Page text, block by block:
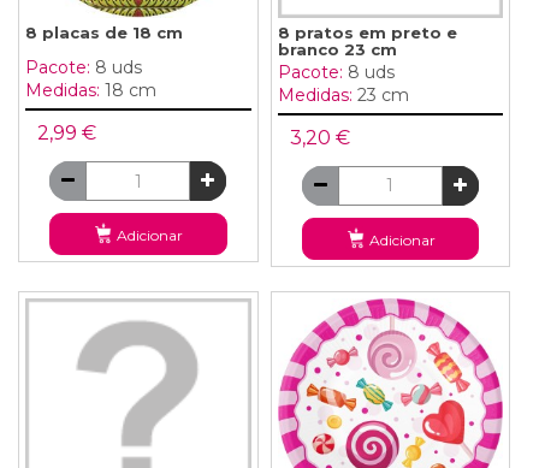
8 placas de 18 cm
Pacote: 8 uds
Medidas: 18 cm
2,99 €
Adicionar
8 pratos em preto e
branco 23 cm
Pacote: 8 uds
Medidas: 23 cm
3,20 €
Adicionar